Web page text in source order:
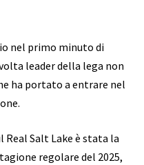
nel primo minuto di
leader della lega non
ha portato a entrare nel
Real Salt Lake è stata la
regolare del 2025,